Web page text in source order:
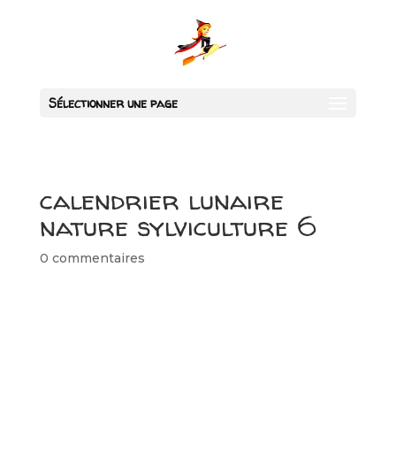
Sélectionner une page
calendrier lunaire
nature sylviculture 6
0 commentaires